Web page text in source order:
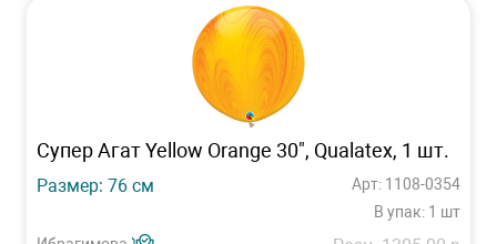
Супер Агат Yellow Orange 30", Qualatex, 1 шт.
Размер: 76 см
Арт: 1108-0354
В упак: 1 шт